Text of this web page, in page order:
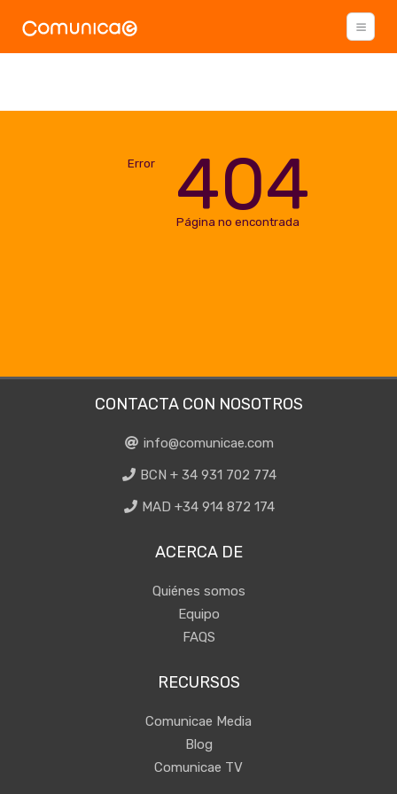
Error 404
Página no encontrada
CONTACTA CON NOSOTROS
info@comunicae.com
BCN + 34 931 702 774
MAD +34 914 872 174
ACERCA DE
Quiénes somos
Equipo
FAQS
RECURSOS
Comunicae Media
Blog
Comunicae TV